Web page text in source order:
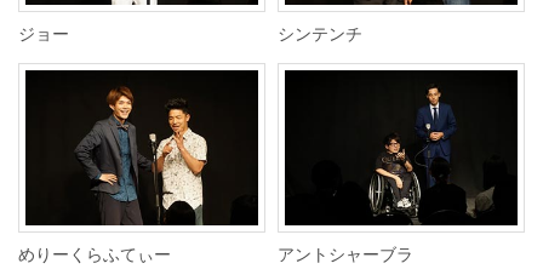
ジョー シンテンチ
めりーくらふてぃー アントシャーブラ